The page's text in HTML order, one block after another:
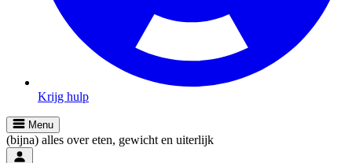
Krijg hulp
Menu
(bijna) alles over eten, gewicht en uiterlijk